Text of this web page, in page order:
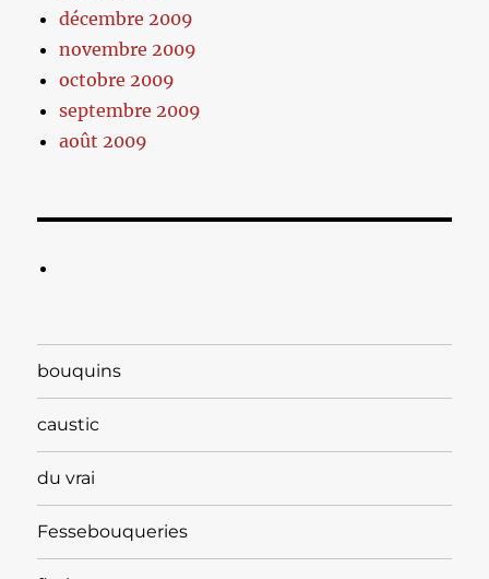
décembre 2009
novembre 2009
octobre 2009
septembre 2009
août 2009
bouquins
caustic
du vrai
Fessebouqueries